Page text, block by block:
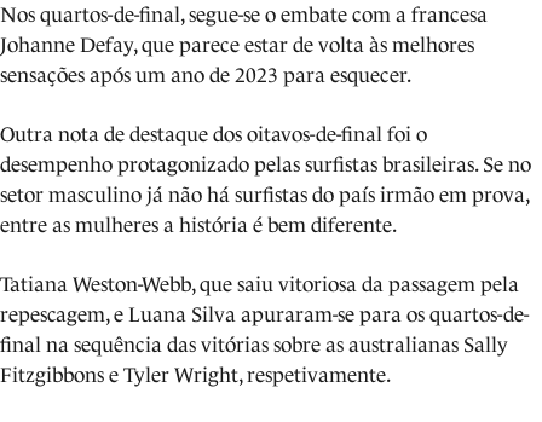
Nos quartos-de-final, segue-se o embate com a francesa
Johanne Defay, que parece estar de volta às melhores
sensações após um ano de 2023 para esquecer.
Outra nota de destaque dos oitavos-de-final foi o
desempenho protagonizado pelas surfistas brasileiras. Se no
setor masculino já não há surfistas do país irmão em prova,
entre as mulheres a história é bem diferente.
Tatiana Weston-Webb, que saiu vitoriosa da passagem pela
repescagem, e Luana Silva apuraram-se para os quartos-de-
final na sequência das vitórias sobre as australianas Sally
Fitzgibbons e Tyler Wright, respetivamente.